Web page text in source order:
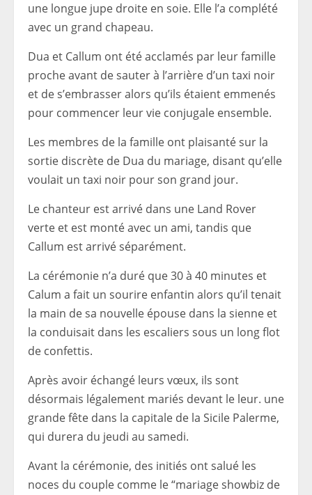
une longue jupe droite en soie. Elle l’a complété
avec un grand chapeau.
Dua et Callum ont été acclamés par leur famille
proche avant de sauter à l’arrière d’un taxi noir
et de s’embrasser alors qu’ils étaient emmenés
pour commencer leur vie conjugale ensemble.
Les membres de la famille ont plaisanté sur la
sortie discrète de Dua du mariage, disant qu’elle
voulait un taxi noir pour son grand jour.
Le chanteur est arrivé dans une Land Rover
verte et est monté avec un ami, tandis que
Callum est arrivé séparément.
La cérémonie n’a duré que 30 à 40 minutes et
Calum a fait un sourire enfantin alors qu’il tenait
la main de sa nouvelle épouse dans la sienne et
la conduisait dans les escaliers sous un long flot
de confettis.
Après avoir échangé leurs vœux, ils sont
désormais légalement mariés devant le leur. une
grande fête dans la capitale de la Sicile Palerme,
qui durera du jeudi au samedi.
Avant la cérémonie, des initiés ont salué les
noces du couple comme le “mariage showbiz de